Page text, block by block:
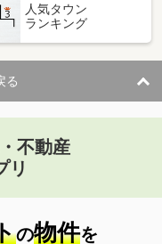
人気タウン
ランキング
る
不動産
リ
の物件を